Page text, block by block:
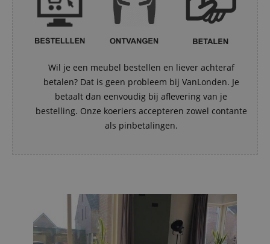
Wil je een meubel bestellen en liever achteraf
betalen? Dat is geen probleem bij VanLonden. Je
betaalt dan eenvoudig bij aflevering van je
bestelling. Onze koeriers accepteren zowel contante
als pinbetalingen.